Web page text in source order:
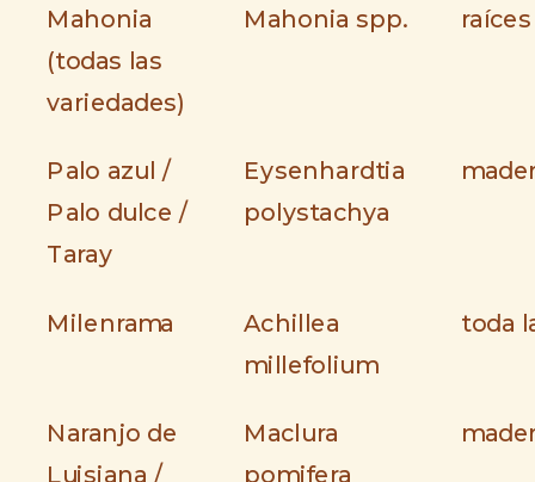
Mahonia
(todas las
variedades)
Mahonia spp. raíces
Palo azul /
Palo dulce /
Taray
Eysenhardtia
polystachya
Milenrama
Achillea
millefolium
toda
Naranjo de
Luisiana /
Maclura
pomifera